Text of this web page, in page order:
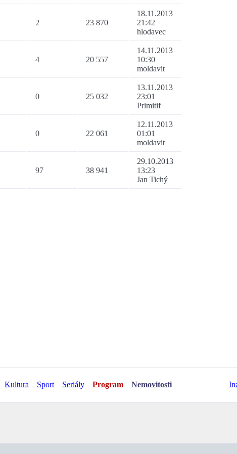
2 23 870
18.11.2013
21:42
hlodavec
4 20 557
14.11.2013
10:30
moldavit
0 25 032
13.11.2013
23:01
Primitif
0 22 061
12.11.2013
01:01
moldavit
97 38 941
29.10.2013
13:23
Jan Tichý
Kultura Sport Seriály Program Nemovitosti